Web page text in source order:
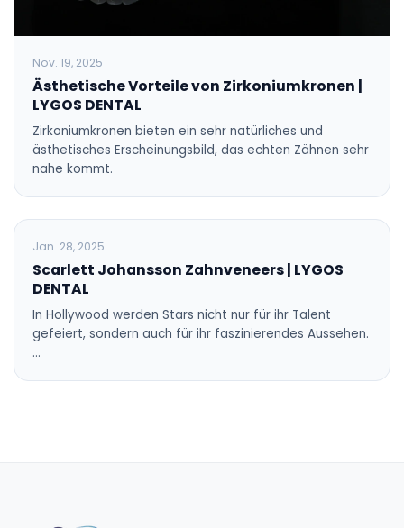
Nov. 19, 2025
Ästhetische Vorteile von Zirkoniumkronen |
LYGOS DENTAL
Zirkoniumkronen bieten ein sehr natürliches und
ästhetisches Erscheinungsbild, das echten Zähnen sehr
nahe kommt.
BLOG
Jan. 28, 2025
Scarlett Johansson Zahnveneers | LYGOS
DENTAL
In Hollywood werden Stars nicht nur für ihr Talent
gefeiert, sondern auch für ihr faszinierendes Aussehen.
…